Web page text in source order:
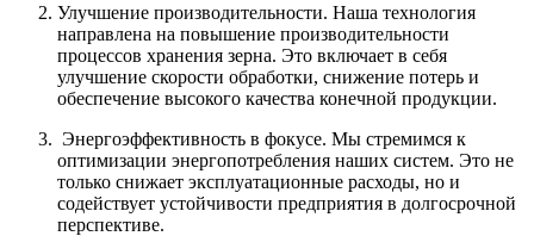
Улучшение производительности. Наша технология
направлена на повышение производительности
процессов хранения зерна. Это включает в себя
улучшение скорости обработки, снижение потерь и
обеспечение высокого качества конечной продукции.
Энергоэффективность в фокусе. Мы стремимся к
оптимизации энергопотребления наших систем. Это не
только снижает эксплуатационные расходы, но и
содействует устойчивости предприятия в долгосрочной
перспективе.